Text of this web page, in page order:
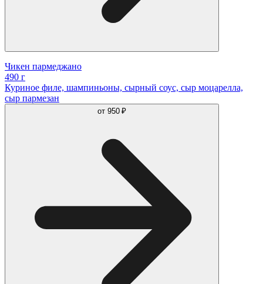
Чикен пармеджано
490 г
Куриное филе, шампиньоны, сырный соус, сыр моцарелла,
сыр пармезан
от 950 ₽